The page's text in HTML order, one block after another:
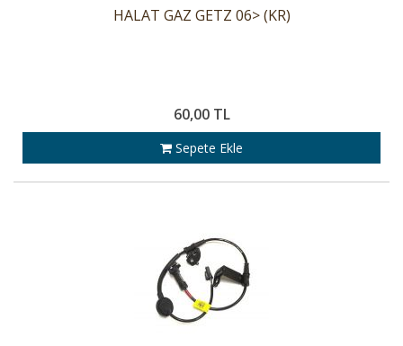
HALAT GAZ GETZ 06> (KR)
60,00 TL
Sepete Ekle